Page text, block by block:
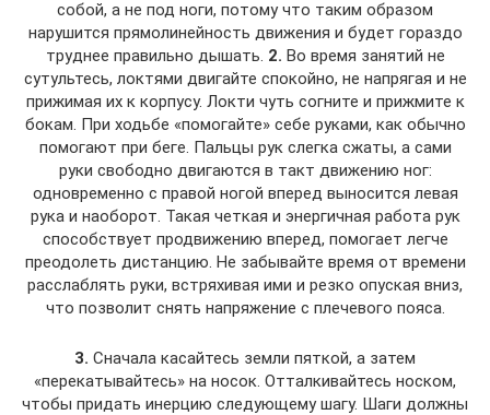
собой, а не под ноги, потому что таким образом
нарушится прямолинейность движения и будет гораздо
труднее правильно дышать. 2. Во время занятий не
сутультесь, локтями двигайте спокойно, не напрягая и не
прижимая их к корпусу. Локти чуть согните и прижмите к
бокам. При ходьбе «помогайте» себе руками, как обычно
помогают при беге. Пальцы рук слегка сжаты, а сами
руки свободно двигаются в такт движению ног:
одновременно с правой ногой вперед выносится левая
рука и наоборот. Такая четкая и энергичная работа рук
способствует продвижению вперед, помогает легче
преодолеть дистанцию. Не забывайте время от времени
расслаблять руки, встряхивая ими и резко опуская вниз,
что позволит снять напряжение с плечевого пояса.
3. Сначала касайтесь земли пяткой, а затем
«перекатывайтесь» на носок. Отталкивайтесь носком,
чтобы придать инерцию следующему шагу. Шаги должны